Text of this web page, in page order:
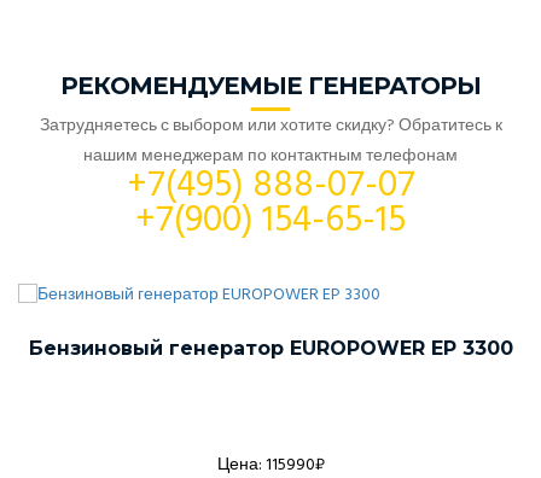
РЕКОМЕНДУЕМЫЕ ГЕНЕРАТОРЫ
Затрудняетесь с выбором или хотите скидку? Обратитесь к
нашим менеджерам по контактным телефонам
+7(495) 888-07-07
+7(900) 154-65-15
Бензиновый генератор EUROPOWER EP 3300
Цена: 115990₽